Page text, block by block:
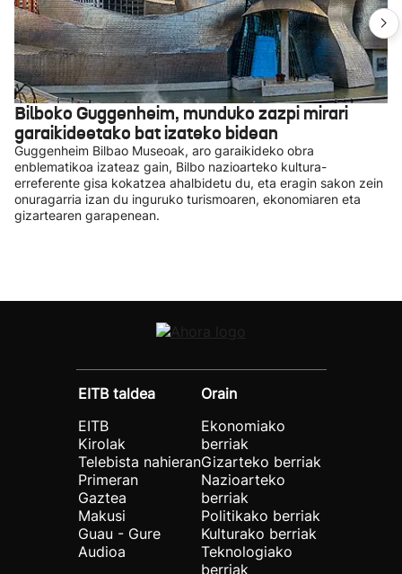
Bilboko Guggenheim, munduko zazpi mirari
garaikideetako bat izateko bidean
Guggenheim Bilbao Museoak, aro garaikideko obra
enblematikoa izateaz gain, Bilbo nazioarteko kultura-
erreferente gisa kokatzea ahalbidetu du, eta eragin sakon zein
onuragarria izan du inguruko turismoaren, ekonomiaren eta
gizartearen garapenean.
EITB taldea
EITB
Kirolak
Telebista nahieran
Primeran
Gaztea
Makusi
Guau - Gure
Audioa
Orain
Ekonomiako
berriak
Gizarteko berriak
Nazioarteko
berriak
Politikako berriak
Kulturako berriak
Teknologiako
berriak